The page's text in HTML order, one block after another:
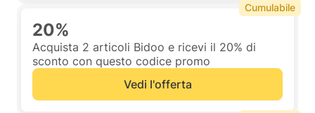
20%
Acquista 2 articoli Bidoo e ricevi il 20% di
sconto con questo codice promo
Vedi l'offerta
Cumulabile